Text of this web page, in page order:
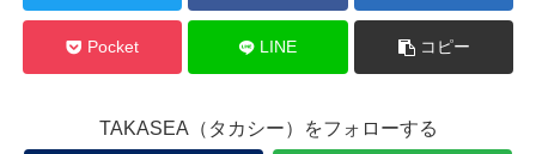
Pocket LINE コピー
TAKASEA（タカシー）をフォローする